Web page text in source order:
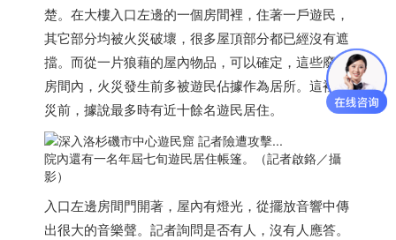
楚。在大樓入口左邊的一個房間裡，住著一戶遊民，
其它部分均被火災破壞，很多屋頂部分都已經沒有遮
擋。而從一片狼藉的屋內物品，可以確定，這些廢棄
房間內，火災發生前多被遊民佔據作為居所。這裡火
災前，據說最多時有近十餘名遊民居住。
院內還有一名年屆七旬遊民居住帳篷。（記者啟鉻／攝
影）
入口左邊房間門開著，屋內有燈光，從擺放音響中傳
出很大的音樂聲。記者詢問是否有人，沒有人應答。